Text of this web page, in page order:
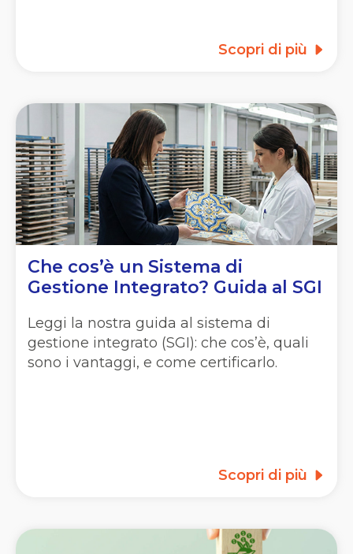
Scopri di più
Che cos’è un Sistema di
Gestione Integrato? Guida al SGI
Leggi la nostra guida al sistema di
gestione integrato (SGI): che cos’è, quali
sono i vantaggi, e come certificarlo.
Scopri di più